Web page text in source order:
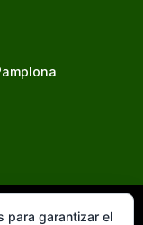
para garantizar el